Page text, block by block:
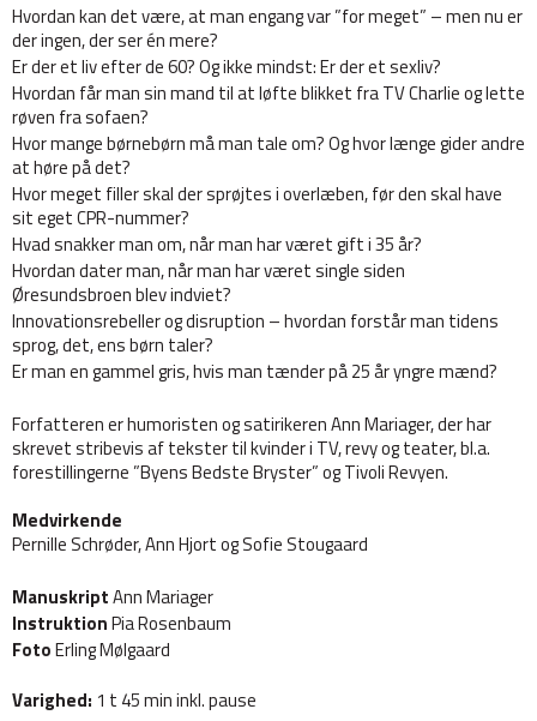
Hvordan kan det være, at man engang var ”for meget” – men nu er
der ingen, der ser én mere?
Er der et liv efter de 60? Og ikke mindst: Er der et sexliv?
Hvordan får man sin mand til at løfte blikket fra TV Charlie og lette
røven fra sofaen?
Hvor mange børnebørn må man tale om? Og hvor længe gider andre
at høre på det?
Hvor meget filler skal der sprøjtes i overlæben, før den skal have
sit eget CPR-nummer?
Hvad snakker man om, når man har været gift i 35 år?
Hvordan dater man, når man har været single siden
Øresundsbroen blev indviet?
Innovationsrebeller og disruption – hvordan forstår man tidens
sprog, det, ens børn taler?
Er man en gammel gris, hvis man tænder på 25 år yngre mænd?
Forfatteren er humoristen og satirikeren Ann Mariager, der har
skrevet stribevis af tekster til kvinder i TV, revy og teater, bl.a.
forestillingerne ”Byens Bedste Bryster” og Tivoli Revyen.
Medvirkende
Pernille Schrøder, Ann Hjort og Sofie Stougaard
ManuskriptAnn Mariager
InstruktionPia Rosenbaum
FotoErling Mølgaard
Varighed: 1 t 45 min inkl. pause